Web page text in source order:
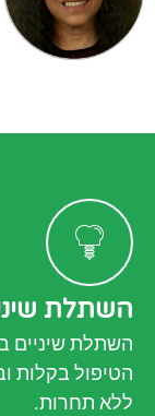
השתלת
השתלת שיניים
הטיפול בקלות
ללא תחרות.